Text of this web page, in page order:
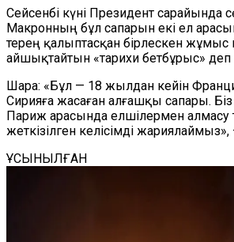
Сейсенбі күні Президент сарайында
Макронның бұл сапарын екі ел
терең қалыптасқан бірлескен жұмыс
айшықтайтын «тарихи бетбұрыс» деп
Шара: «Бұл — 18 жылдан кейін
Сирияға жасаған алғашқы сапары.
Париж арасында елшілермен алмасу
жеткізілген келісімді жариялаймыз»,
ҰСЫНЫЛҒАН